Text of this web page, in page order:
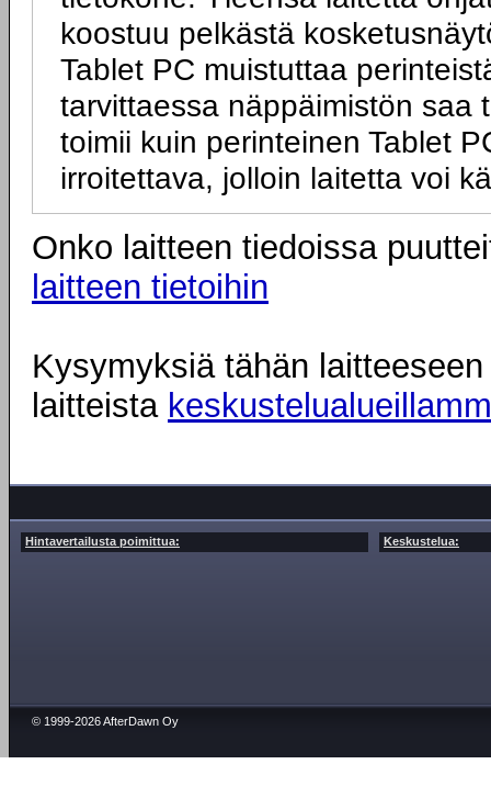
koostuu pelkästä
Tablet PC muistuttaa
tarvittaessa näppäimistön saa
toimii kuin perinteinen Tablet
irroitettava, jolloin laitetta voi
Onko laitteen tiedoissa
laitteen tietoihin
Kysymyksiä tähän
laitteista
Hintavertailusta poimittua: Keskustelua:
© 1999-2026 AfterDawn Oy